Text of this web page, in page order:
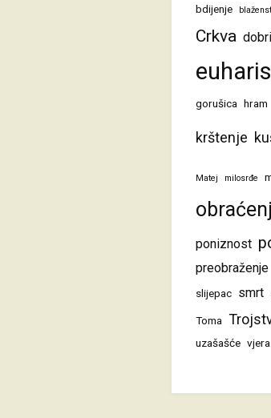
bdijenje
Crkva
gorušica hram
krštenje
Matej milosrđe
poniznost
preobraženje
slijepac smrt
Toma
uzašašće vjera